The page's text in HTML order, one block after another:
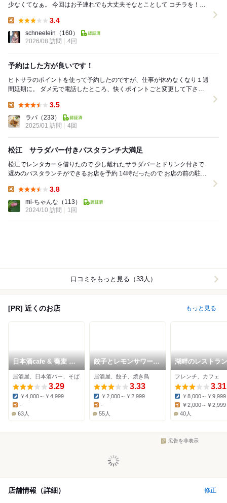
少なくてなぁ。 今回はお子連れでも大丈夫そなとことして コチラを！
3.4
schneelein （160）
2026/08 訪問
4回
予約はした方が良いです！
ヒトサラのポイントを使って予約したのですが、仕事が休めなくなり１週
間延期に。 ダメ元で電話したところ、快くポイントごと変更して下さい
3.5
ラバ （233）
2025/01 訪問
4回
松江 サラダバー付きパスタランチ大満足
松江でレンタカーを借りたので 少し離れたサラダバーとドリンク付きで
遅めのパスタランチができるお店を予約 14時だったので お店の前の駐車
3.8
mi-ちゃんな （113）
2024/10 訪問
1回
口コミをもっと見る（33人）
[PR] 近くのお店 もっと見る
日本酒cafe & 蕎麦 誘
酒庵
居酒屋、日本酒バー、そば
3.29
Dinner:
￥4,000～￥4,999
Lunch:
-
63人
餃子とレモンサワー
うさぎや
居酒屋、餃子、焼き鳥
3.33
Dinner:
￥2,000～￥2,999
Lunch:
-
55人
湖畔のレストラ
シヌ
フレンチ、カフェ
3.31
Dinner:
￥8,000～￥9,999
Lunch:
￥2,000～￥2,999
40人
広告を非表示
店舗情報（詳細） 修正